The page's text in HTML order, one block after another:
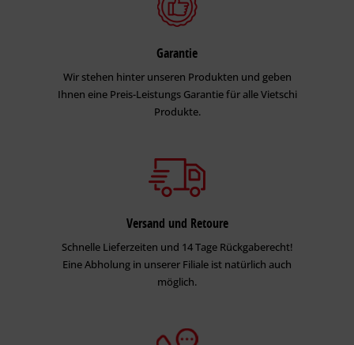
Garantie
Wir stehen hinter unseren Produkten und geben
Ihnen eine Preis-Leistungs Garantie für alle Vietschi
Produkte.
Versand und Retoure
Schnelle Lieferzeiten und 14 Tage Rückgaberecht!
Eine Abholung in unserer Filiale ist natürlich auch
möglich.